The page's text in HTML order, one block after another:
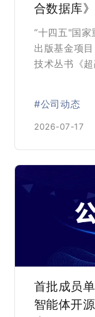
合数据库
“十四五"国
出版基金项
技术丛书《
#公司动态
2026-07-17
首批成员
智能体开